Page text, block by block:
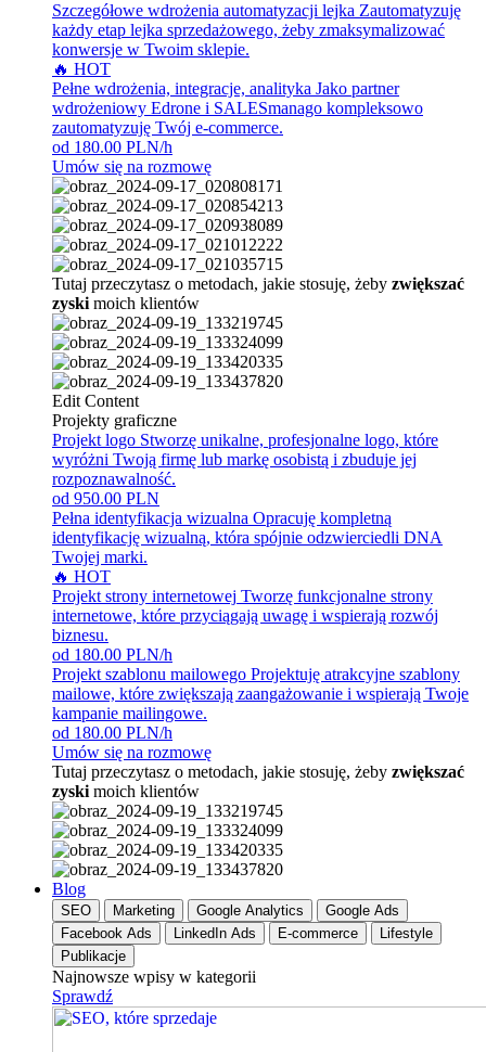
Szczegółowe wdrożenia automatyzacji lejka Zautomatyzuję
każdy etap lejka sprzedażowego, żeby zmaksymalizować
konwersje w Twoim sklepie.
🔥 HOT
Pełne wdrożenia, integracje, analityka Jako partner
wdrożeniowy Edrone i SALESmanago kompleksowo
zautomatyzuję Twój e-commerce.
od 180.00 PLN/h
Umów się na rozmowę
Tutaj przeczytasz o metodach, jakie stosuję, żeby zwiększać
zyski moich klientów
Edit Content
Projekty graficzne
Projekt logo Stworzę unikalne, profesjonalne logo, które
wyróżni Twoją firmę lub markę osobistą i zbuduje jej
rozpoznawalność.
od 950.00 PLN
Pełna identyfikacja wizualna Opracuję kompletną
identyfikację wizualną, która spójnie odzwierciedli DNA
Twojej marki.
🔥 HOT
Projekt strony internetowej Tworzę funkcjonalne strony
internetowe, które przyciągają uwagę i wspierają rozwój
biznesu.
od 180.00 PLN/h
Projekt szablonu mailowego Projektuję atrakcyjne szablony
mailowe, które zwiększają zaangażowanie i wspierają Twoje
kampanie mailingowe.
od 180.00 PLN/h
Umów się na rozmowę
Tutaj przeczytasz o metodach, jakie stosuję, żeby zwiększać
zyski moich klientów
Blog
SEO Marketing Google Analytics
Google Ads
Facebook Ads
LinkedIn Ads E-commerce
Lifestyle
Publikacje
Najnowsze wpisy w kategorii
Sprawdź